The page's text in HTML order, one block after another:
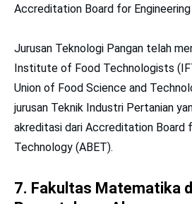
Accreditation Board for Engineering
Jurusan Teknologi Pangan telah
Institute of Food Technologists
Union of Food Science and
jurusan Teknik Industri Pertanian
akreditasi dari Accreditation Board
Technology (ABET).
7. Fakultas Matematika